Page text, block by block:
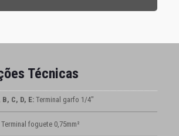
Técnicas
C, D, E:Terminal garfo 1/4″
foguete 0,75mm²